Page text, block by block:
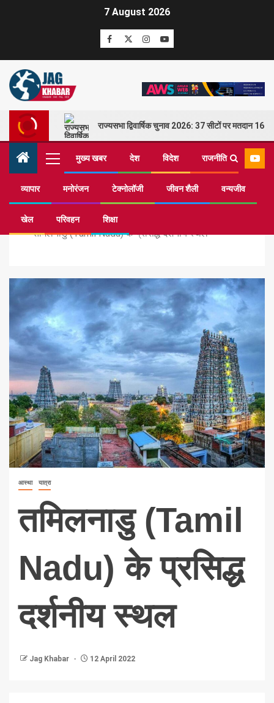
7 August 2026
राज्यसभा द्विवार्षिक चुनाव 2026: 37 सीटों पर मतदान 16
मुख्य खबर देश विदेश राजनीति
व्यापार मनोरंजन टेक्नोलॉजी जीवन शैली वन्यजीव
खेल परिवहन शिक्षा
Home
यात्रा
तमिलनाडु (Tamil Nadu) के प्रसिद्ध दर्शनीय स्थल
आस्था यात्रा
तमिलनाडु (Tamil
Nadu) के प्रसिद्ध
दर्शनीय स्थल
Jag Khabar 12 April 2022